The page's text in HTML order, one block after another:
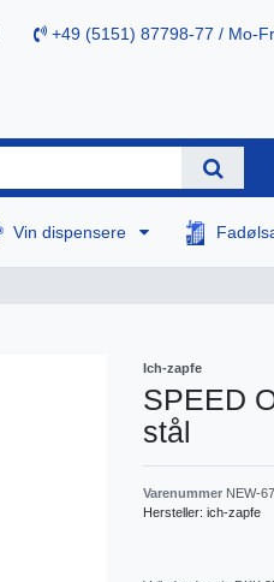
+49 (5151) 87798-77 / Mo-
Vin dispensere
Ich-zapfe
SPEED
stål
Varenummer NEW-
Hersteller: ich-zapfe